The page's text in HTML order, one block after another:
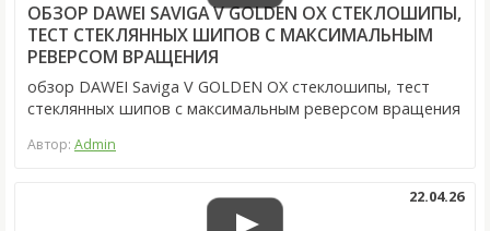
ОБЗОР DAWEI SAVIGA V GOLDEN OX СТЕКЛОШИПЫ,
ТЕСТ СТЕКЛЯННЫХ ШИПОВ С МАКСИМАЛЬНЫМ
РЕВЕРСОМ ВРАЩЕНИЯ
обзор DAWEI Saviga V GOLDEN OX стеклошипы, тест
стеклянных шипов с максимальным реверсом вращения
Автор: Admin
22.04.26